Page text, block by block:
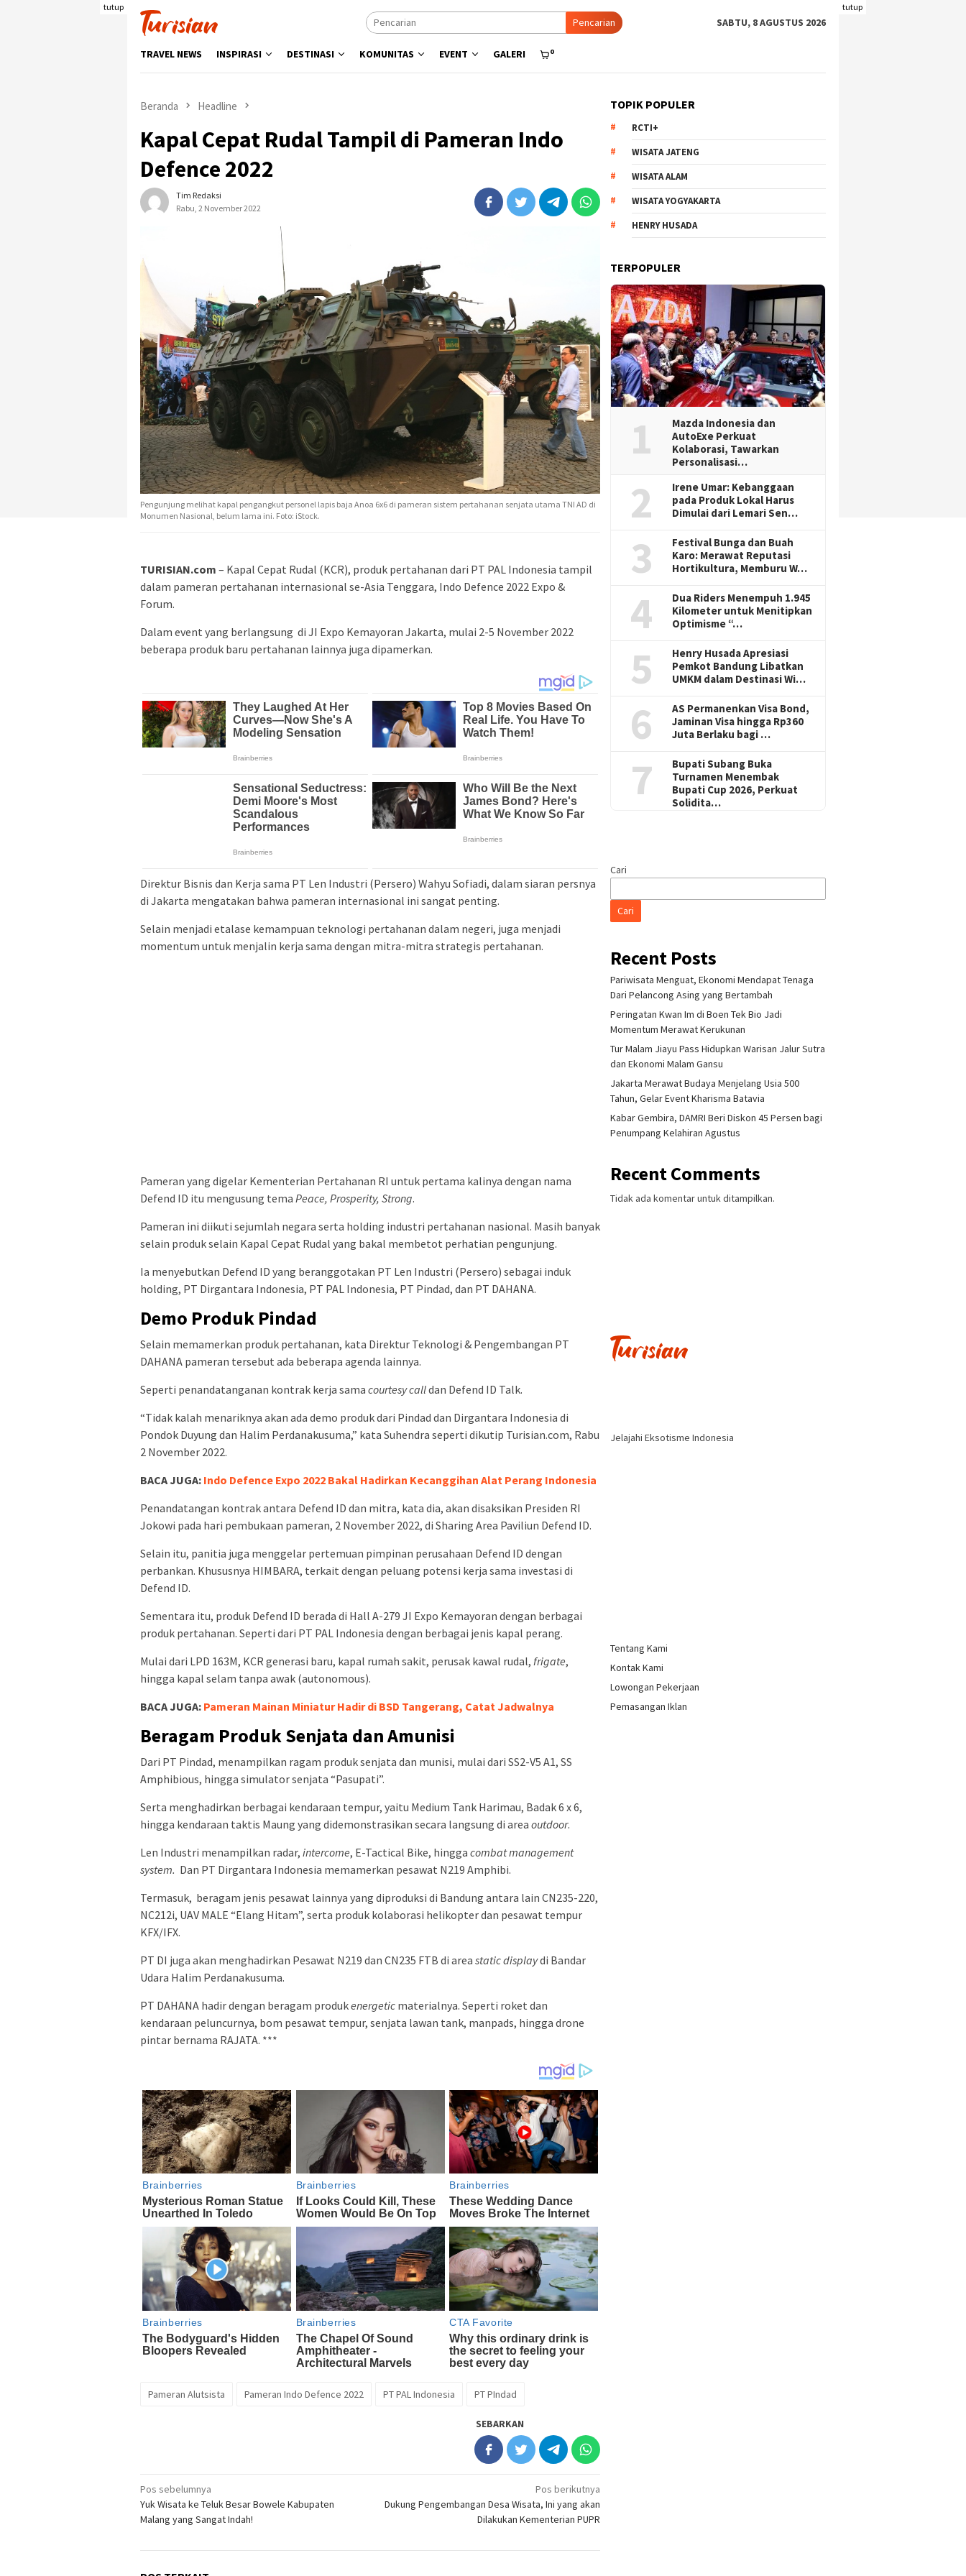
tutup tutup
Pencarian SABTU, 8 AGUSTUS 2026
TRAVEL NEWS INSPIRASI DESTINASI KOMUNITAS EVENT GALERI 0
Beranda Headline
Kapal Cepat Rudal Tampil di Pameran Indo
Defence 2022
Tim Redaksi
Rabu, 2 November 2022
Pengunjung melihat kapal pengangkut personel lapis baja Anoa 6x6 di pameran sistem pertahanan senjata utama TNI AD di
Monumen Nasional, belum lama ini. Foto: iStock.
TURISIAN.com – Kapal Cepat Rudal (KCR), produk pertahanan dari PT PAL Indonesia tampil
dalam pameran pertahanan internasional se-Asia Tenggara, Indo Defence 2022 Expo &
Forum.
Dalam event yang berlangsung di JI Expo Kemayoran Jakarta, mulai 2-5 November 2022
beberapa produk baru pertahanan lainnya juga dipamerkan.
Direktur Bisnis dan Kerja sama PT Len Industri (Persero) Wahyu Sofiadi, dalam siaran persnya
di Jakarta mengatakan bahwa pameran internasional ini sangat penting.
Selain menjadi etalase kemampuan teknologi pertahanan dalam negeri, juga menjadi
momentum untuk menjalin kerja sama dengan mitra-mitra strategis pertahanan.
Pameran yang digelar Kementerian Pertahanan RI untuk pertama kalinya dengan nama
Defend ID itu mengusung tema Peace, Prosperity, Strong.
Pameran ini diikuti sejumlah negara serta holding industri pertahanan nasional. Masih banyak
selain produk selain Kapal Cepat Rudal yang bakal membetot perhatian pengunjung.
Ia menyebutkan Defend ID yang beranggotakan PT Len Industri (Persero) sebagai induk
holding, PT Dirgantara Indonesia, PT PAL Indonesia, PT Pindad, dan PT DAHANA.
Demo Produk Pindad
Selain memamerkan produk pertahanan, kata Direktur Teknologi & Pengembangan PT
DAHANA pameran tersebut ada beberapa agenda lainnya.
Seperti penandatanganan kontrak kerja sama courtesy calldan Defend ID Talk.
“Tidak kalah menariknya akan ada demo produk dari Pindad dan Dirgantara Indonesia di
Pondok Duyung dan Halim Perdanakusuma,” kata Suhendra seperti dikutip Turisian.com, Rabu
2 November 2022.
BACA JUGA: Indo Defence Expo 2022 Bakal Hadirkan Kecanggihan Alat Perang Indonesia
Penandatangan kontrak antara Defend ID dan mitra, kata dia, akan disaksikan Presiden RI
Jokowi pada hari pembukaan pameran, 2 November 2022, di Sharing Area Paviliun Defend ID.
Selain itu, panitia juga menggelar pertemuan pimpinan perusahaan Defend ID dengan
perbankan. Khususnya HIMBARA, terkait dengan peluang potensi kerja sama investasi di
Defend ID.
Sementara itu, produk Defend ID berada di Hall A-279 JI Expo Kemayoran dengan berbagai
produk pertahanan. Seperti dari PT PAL Indonesia dengan berbagai jenis kapal perang.
Mulai dari LPD 163M, KCR generasi baru, kapal rumah sakit, perusak kawal rudal, frigate,
hingga kapal selam tanpa awak (autonomous).
BACA JUGA: Pameran Mainan Miniatur Hadir di BSD Tangerang, Catat Jadwalnya
Beragam Produk Senjata dan Amunisi
Dari PT Pindad, menampilkan ragam produk senjata dan munisi, mulai dari SS2-V5 A1, SS
Amphibious, hingga simulator senjata “Pasupati”.
Serta menghadirkan berbagai kendaraan tempur, yaitu Medium Tank Harimau, Badak 6 x 6,
hingga kendaraan taktis Maung yang didemonstrasikan secara langsung di area outdoor.
Len Industri menampilkan radar, intercome, E-Tactical Bike, hingga combat management
system. Dan PT Dirgantara Indonesia memamerkan pesawat N219 Amphibi.
Termasuk, beragam jenis pesawat lainnya yang diproduksi di Bandung antara lain CN235-220,
NC212i, UAV MALE “Elang Hitam”, serta produk kolaborasi helikopter dan pesawat tempur
KFX/IFX.
PT DI juga akan menghadirkan Pesawat N219 dan CN235 FTB di area static displaydi Bandar
Udara Halim Perdanakusuma.
PT DAHANA hadir dengan beragam produkenergetic materialnya. Seperti roket dan
kendaraan peluncurnya, bom pesawat tempur, senjata lawan tank, manpads, hingga drone
pintar bernama RAJATA. ***
Pameran Alutsista Pameran Indo Defence 2022 PT PAL Indonesia PT PIndad
SEBARKAN
Navigasi
pos
Pos sebelumnya
Yuk Wisata ke Teluk Besar Bowele Kabupaten
Malang yang Sangat Indah!
Pos berikutnya
Dukung Pengembangan Desa Wisata, Ini yang akan
Dilakukan Kementerian PUPR
TOPIK POPULER
RCTI+
WISATA JATENG
WISATA ALAM
WISATA YOGYAKARTA
HENRY HUSADA
TERPOPULER
1
Mazda Indonesia dan
AutoExe Perkuat
Kolaborasi, Tawarkan
Personalisasi…
2
Irene Umar: Kebanggaan
pada Produk Lokal Harus
Dimulai dari Lemari Sen…
3
Festival Bunga dan Buah
Karo: Merawat Reputasi
Hortikultura, Memburu W…
4
Dua Riders Menempuh 1.945
Kilometer untuk Menitipkan
Optimisme “…
5
Henry Husada Apresiasi
Pemkot Bandung Libatkan
UMKM dalam Destinasi Wi…
6
AS Permanenkan Visa Bond,
Jaminan Visa hingga Rp360
Juta Berlaku bagi …
7
Bupati Subang Buka
Turnamen Menembak
Bupati Cup 2026, Perkuat
Solidita…
Cari
Cari
Recent Posts
Pariwisata Menguat, Ekonomi Mendapat Tenaga
Dari Pelancong Asing yang Bertambah
Peringatan Kwan Im di Boen Tek Bio Jadi
Momentum Merawat Kerukunan
Tur Malam Jiayu Pass Hidupkan Warisan Jalur Sutra
dan Ekonomi Malam Gansu
Jakarta Merawat Budaya Menjelang Usia 500
Tahun, Gelar Event Kharisma Batavia
Kabar Gembira, DAMRI Beri Diskon 45 Persen bagi
Penumpang Kelahiran Agustus
Recent Comments
Tidak ada komentar untuk ditampilkan.
Jelajahi Eksotisme Indonesia
Tentang Kami
Kontak Kami
Lowongan Pekerjaan
Pemasangan Iklan